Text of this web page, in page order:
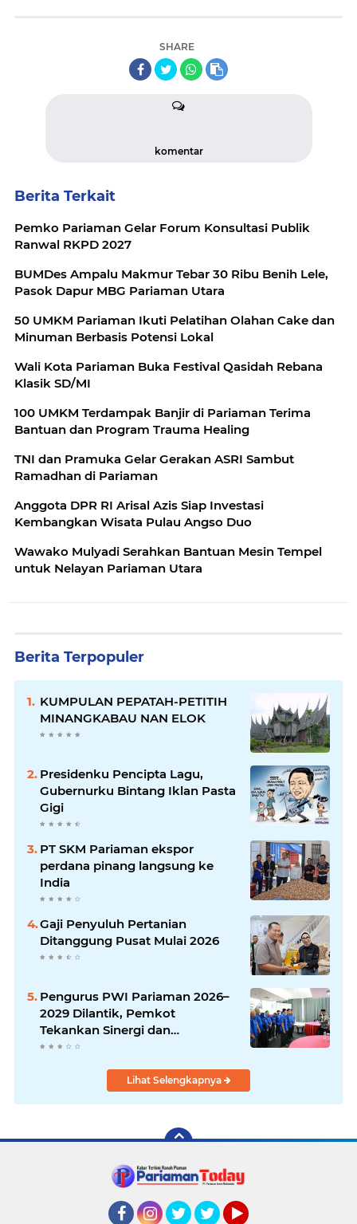
SHARE
komentar
Berita Terkait
Pemko Pariaman Gelar Forum Konsultasi Publik
Ranwal RKPD 2027
BUMDes Ampalu Makmur Tebar 30 Ribu Benih Lele,
Pasok Dapur MBG Pariaman Utara
50 UMKM Pariaman Ikuti Pelatihan Olahan Cake dan
Minuman Berbasis Potensi Lokal
Wali Kota Pariaman Buka Festival Qasidah Rebana
Klasik SD/MI
100 UMKM Terdampak Banjir di Pariaman Terima
Bantuan dan Program Trauma Healing
TNI dan Pramuka Gelar Gerakan ASRI Sambut
Ramadhan di Pariaman
Anggota DPR RI Arisal Azis Siap Investasi
Kembangkan Wisata Pulau Angso Duo
Wawako Mulyadi Serahkan Bantuan Mesin Tempel
untuk Nelayan Pariaman Utara
Berita Terpopuler
KUMPULAN PEPATAH-PETITIH
MINANGKABAU NAN ELOK
Presidenku Pencipta Lagu,
Gubernurku Bintang Iklan Pasta
Gigi
PT SKM Pariaman ekspor
perdana pinang langsung ke
India
Gaji Penyuluh Pertanian
Ditanggung Pusat Mulai 2026
Pengurus PWI Pariaman 2026–
2029 Dilantik, Pemkot
Tekankan Sinergi dan
Profesionalisme Pers
Lihat Selengkapnya